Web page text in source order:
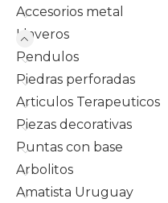
Accesorios metal
Llaveros
Pendulos
Piedras perforadas
Articulos Terapeuticos
Piezas decorativas
Puntas con base
Arbolitos
Amatista Uruguay